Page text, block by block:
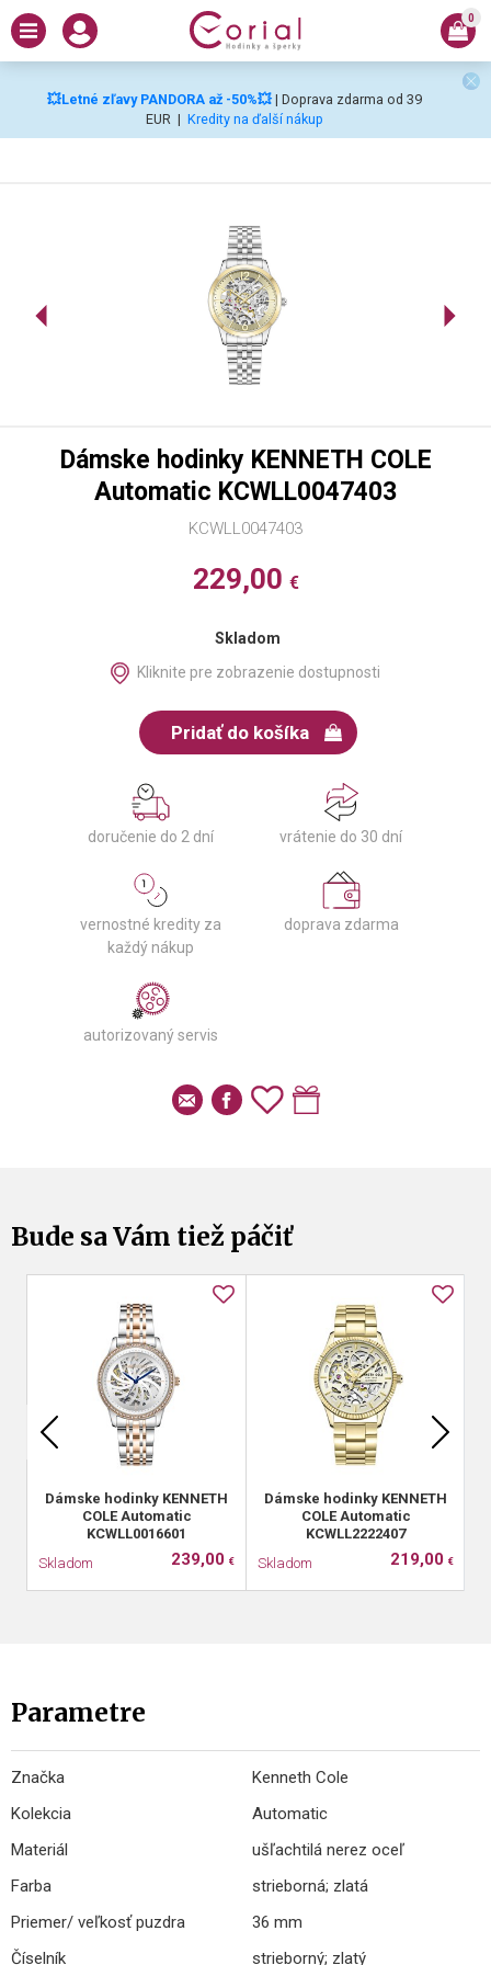
💥Letné zľavy PANDORA až -50%💥 | Doprava zdarma od 39
EUR | Kredity na ďalší nákup
0
KCWLL0047403
Dámske hodinky KENNETH COLE
Automatic KCWLL0047403
229,00 €
Skladom
Kliknite pre zobrazenie dostupnosti
Pridať do košíka
doručenie do 2 dní vrátenie do 30 dní
vernostné kredity za
každý nákup
doprava zdarma
autorizovaný servis
Bude sa Vám tiež páčiť
Dámske hodinky KENNETH
COLE Automatic
KCWLL0016601
Skladom
239,00 €
Dámske hodinky KENNETH
COLE Automatic
KCWLL2222407
Skladom
219,00 €
Parametre
Značka
Kenneth Cole
Kolekcia
Automatic
Materiál
ušľachtilá nerez oceľ
Farba
strieborná; zlatá
Priemer/ veľkosť puzdra
36 mm
Číselník
strieborný; zlatý